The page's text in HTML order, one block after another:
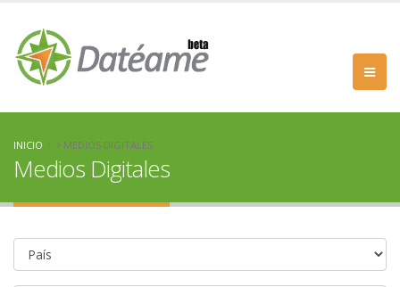
INICIO MEDIOS DIGITALES
Medios Digitales